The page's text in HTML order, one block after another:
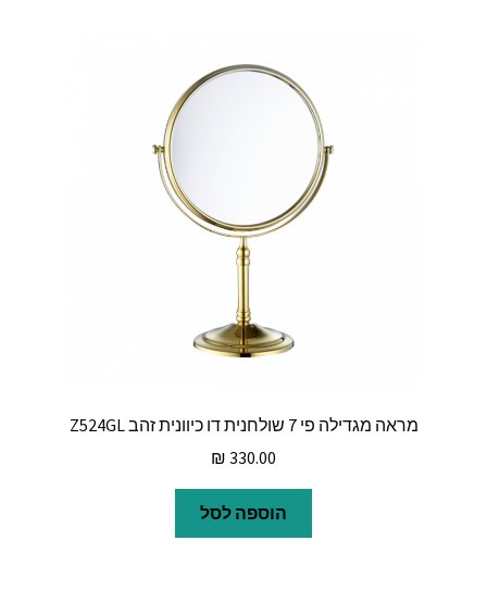
מראה מגדילה פי 7 שולחנית דו כיוונית זהב Z524GL
₪ 330.00
הוספה לסל